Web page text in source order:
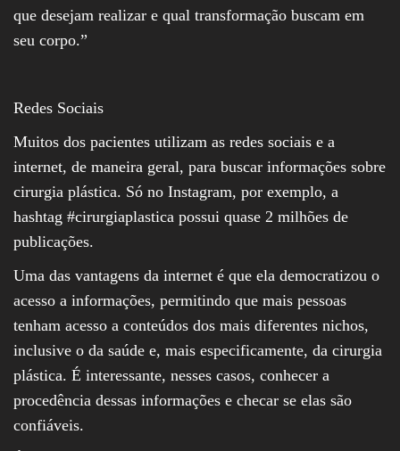
que desejam realizar e qual transformação buscam em
seu corpo.”
Redes Sociais
Muitos dos pacientes utilizam as redes sociais e a
internet, de maneira geral, para buscar informações sobre
cirurgia plástica. Só no Instagram, por exemplo, a
hashtag #cirurgiaplastica possui quase 2 milhões de
publicações.
Uma das vantagens da internet é que ela democratizou o
acesso a informações, permitindo que mais pessoas
tenham acesso a conteúdos dos mais diferentes nichos,
inclusive o da saúde e, mais especificamente, da cirurgia
plástica. É interessante, nesses casos, conhecer a
procedência dessas informações e checar se elas são
confiáveis.